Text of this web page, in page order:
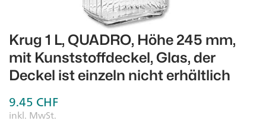
Krug 1 L, QUADRO, Höhe 245 mm,
mit Kunststoffdeckel, Glas, der
Deckel ist einzeln nicht erhältlich
9.45 CHF
inkl. MwSt.